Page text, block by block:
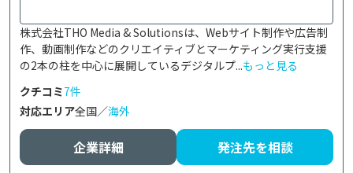
株式会社THO Media & Solutionsは、Webサイト制作や広告制
作、動画制作などのクリエイティブとマーケティング実行支援
の2本の柱を中心に展開しているデジタルプ...もっと見る
クチコミ7件
対応エリア全国／海外
企業詳細 発注先を相談